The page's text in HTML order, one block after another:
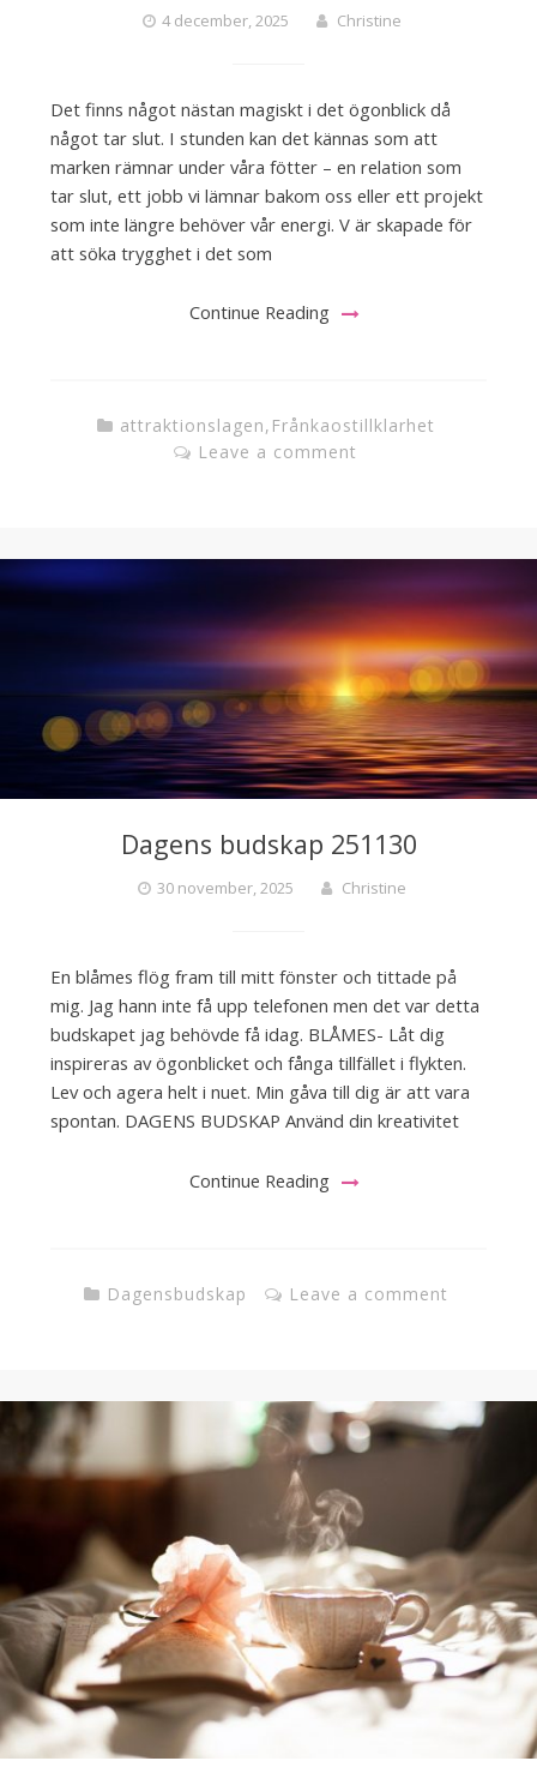
4 december, 2025 Christine
Det finns något nästan magiskt i det ögonblick då
något tar slut. I stunden kan det kännas som att
marken rämnar under våra fötter – en relation som
tar slut, ett jobb vi lämnar bakom oss eller ett projekt
som inte längre behöver vår energi. V är skapade för
att söka trygghet i det som
Continue Reading
attraktionslagen, Frånkaostillklarhet
Leave a comment
Dagens budskap 251130
30 november, 2025 Christine
En blåmes flög fram till mitt fönster och tittade på
mig. Jag hann inte få upp telefonen men det var detta
budskapet jag behövde få idag. BLÅMES- Låt dig
inspireras av ögonblicket och fånga tillfället i flykten.
Lev och agera helt i nuet. Min gåva till dig är att vara
spontan. DAGENS BUDSKAP Använd din kreativitet
Continue Reading
Dagensbudskap Leave a comment